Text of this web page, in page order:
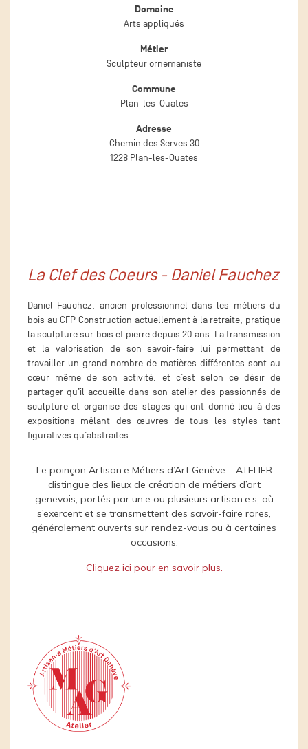
Domaine
Arts appliqués
Métier
Sculpteur ornemaniste
Commune
Plan-les-Ouates
Adresse
Chemin des Serves 30
1228 Plan-les-Ouates
La Clef des Coeurs - Daniel Fauchez
Daniel Fauchez, ancien professionnel dans les métiers du
bois au CFP Construction actuellement à la retraite, pratique
la sculpture sur bois et pierre depuis 20 ans. La transmission
et la valorisation de son savoir-faire lui permettant de
travailler un grand nombre de matières différentes sont au
cœur même de son activité, et c’est selon ce désir de
partager qu’il accueille dans son atelier des passionnés de
sculpture et organise des stages qui ont donné lieu à des
expositions mêlant des œuvres de tous les styles tant
figuratives qu’abstraites.
Le poinçon Artisan·e Métiers d’Art Genève – ATELIER
distingue des lieux de création de métiers d’art
genevois, portés par un·e ou plusieurs artisan·e·s, où
s’exercent et se transmettent des savoir-faire rares,
généralement ouverts sur rendez-vous ou à certaines
occasions.
Cliquez ici pour en savoir plus.